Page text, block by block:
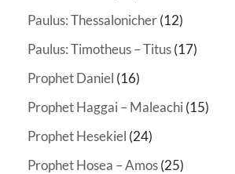
Paulus: Thessalonicher(12)
Paulus: Timotheus – Titus(17)
Prophet Daniel (16)
Prophet Haggai – Maleachi (15)
Prophet Hesekiel (24)
Prophet Hosea – Amos(25)